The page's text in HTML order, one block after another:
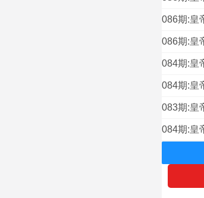
086期:皇
086期:皇
084期:皇
084期:皇
083期:皇
084期:皇